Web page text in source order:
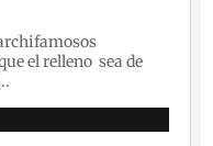
el relleno sea de